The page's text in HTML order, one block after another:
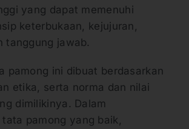
yang dapat memenuhi
keterbukaan, kejujuran,
tanggung jawab.
pamong ini dibuat berdasarkan
etika, serta norma dan nilai
dimilikinya. Dalam
pamong yang baik,